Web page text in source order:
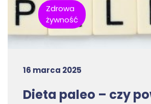
Zdrowa
żywność
16 marca 2025
Dieta paleo – czy